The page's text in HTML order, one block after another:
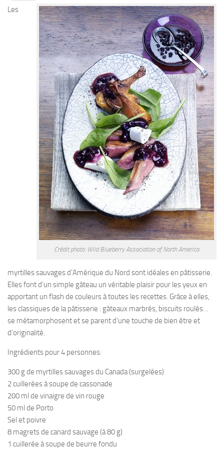
Plats
Desserts
Sauces
Crédit photo: Wild Blueberry Association of North America
Les
myrtilles sauvages d’Amérique du Nord sont idéales en pâtisserie.
Elles font d’un simple gâteau un véritable plaisir pour les yeux en
apportant un flash de couleurs à toutes les recettes. Grâce à elles,
les classiques de la pâtisserie : gâteaux marbrés, biscuits roulés…
se métamorphosent et se parent d’une touche de bien être et
d’originalité.
Ingrédients pour 4 personnes:
300 g de myrtilles sauvages du Canada (surgelées)
2 cuillerées à soupe de cassonade
200 ml de vinaigre de vin rouge
50 ml de Porto
Sel et poivre
8 magrets de canard sauvage (à 80 g)
1 cuillerée à soupe de beurre fondu